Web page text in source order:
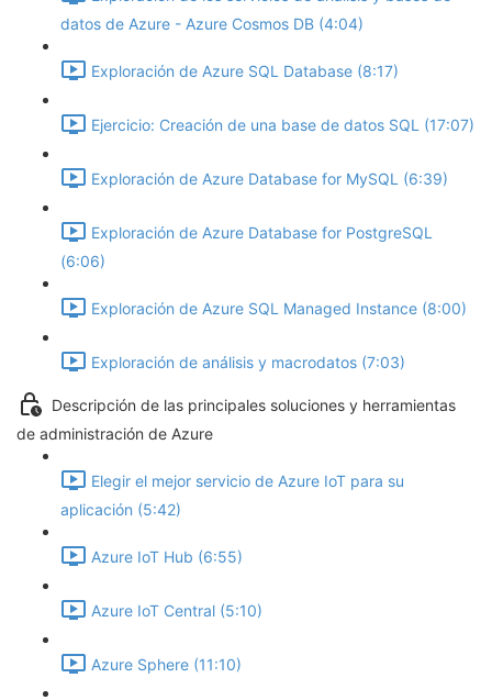
datos de Azure - Azure Cosmos DB (4:04)
Exploración de Azure SQL Database (8:17)
Ejercicio: Creación de una base de datos SQL (17:07)
Exploración de Azure Database for MySQL (6:39)
Exploración de Azure Database for PostgreSQL
(6:06)
Exploración de Azure SQL Managed Instance (8:00)
Exploración de análisis y macrodatos (7:03)
Descripción de las principales soluciones y herramientas
de administración de Azure
Elegir el mejor servicio de Azure IoT para su
aplicación (5:42)
Azure IoT Hub (6:55)
Azure IoT Central (5:10)
Azure Sphere (11:10)